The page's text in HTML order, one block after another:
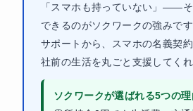
「スマホも持っていない」——
できるのがソクワークの強みで
サポートから、スマホの名義契
社前の生活を丸ごと支援してくれ
ソクワークが選ばれる5つの理